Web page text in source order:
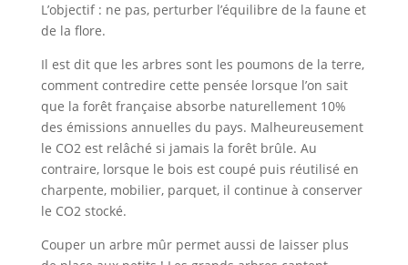
L’objectif : ne pas, perturber l’équilibre de la faune et
de la flore.
Il est dit que les arbres sont les poumons de la terre,
comment contredire cette pensée lorsque l’on sait
que la forêt française absorbe naturellement 10%
des émissions annuelles du pays. Malheureusement
le CO2 est relâché si jamais la forêt brûle. Au
contraire, lorsque le bois est coupé puis réutilisé en
charpente, mobilier, parquet, il continue à conserver
le CO2 stocké.
Couper un arbre mûr permet aussi de laisser plus